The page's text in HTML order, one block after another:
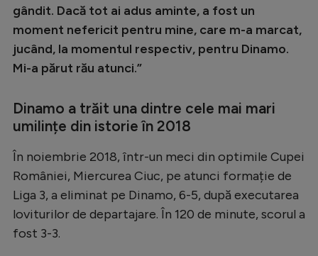
gândit. Dacă tot ai adus aminte, a fost un
moment nefericit pentru mine, care m-a marcat,
jucând, la momentul respectiv, pentru Dinamo.
Mi-a părut rău atunci.”
Dinamo a trăit una dintre cele mai mari
umilințe din istorie în 2018
În noiembrie 2018, într-un meci din optimile Cupei
României, Miercurea Ciuc, pe atunci formație de
Liga 3, a eliminat pe Dinamo, 6-5, după executarea
loviturilor de departajare. În 120 de minute, scorul a
fost 3-3.